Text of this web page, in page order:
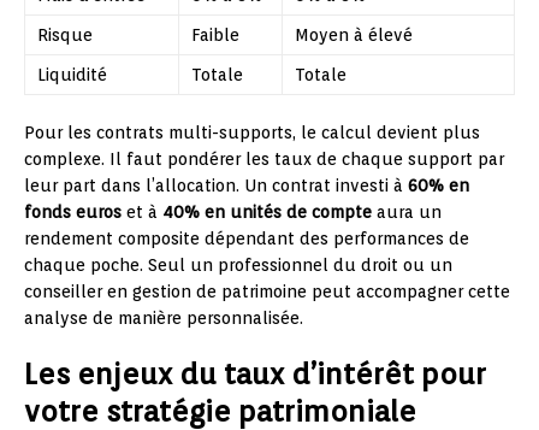
Risque Faible Moyen à élevé
Liquidité Totale Totale
Pour les contrats multi-supports, le calcul devient plus
complexe. Il faut pondérer les taux de chaque support par
leur part dans l’allocation. Un contrat investi à 60% en
fonds euros et à 40% en unités de compte aura un
rendement composite dépendant des performances de
chaque poche. Seul un professionnel du droit ou un
conseiller en gestion de patrimoine peut accompagner cette
analyse de manière personnalisée.
Les enjeux du taux d’intérêt pour
votre stratégie patrimoniale